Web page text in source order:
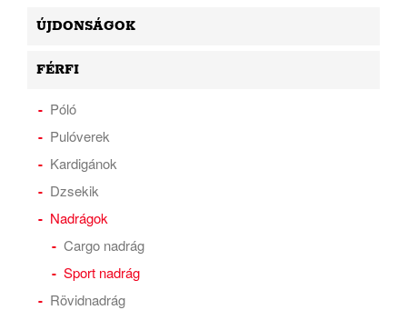
ÚJDONSÁGOK
FÉRFI
Póló
Pulóverek
Kardigánok
Dzsekik
Nadrágok
Cargo nadrág
Sport nadrág
Rövidnadrág